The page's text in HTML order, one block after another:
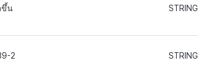
ขึ้น STRING
2 STRING